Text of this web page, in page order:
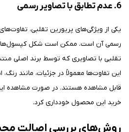
6. عدم تطابق با تصاویر رسمی
یکی از ویژگی‌های پریورین تقلبی،
رسمی آن است. ممکن است شکل
تقلبی با تصاویری که توسط برند اصلی
این تفاوت‌ها معمولاً در جزئیات، مانند
قابل مشاهده هستند. در صورت مشاهده
خرید این محصول خودداری کرد.
روش‌های بررسی اصالت